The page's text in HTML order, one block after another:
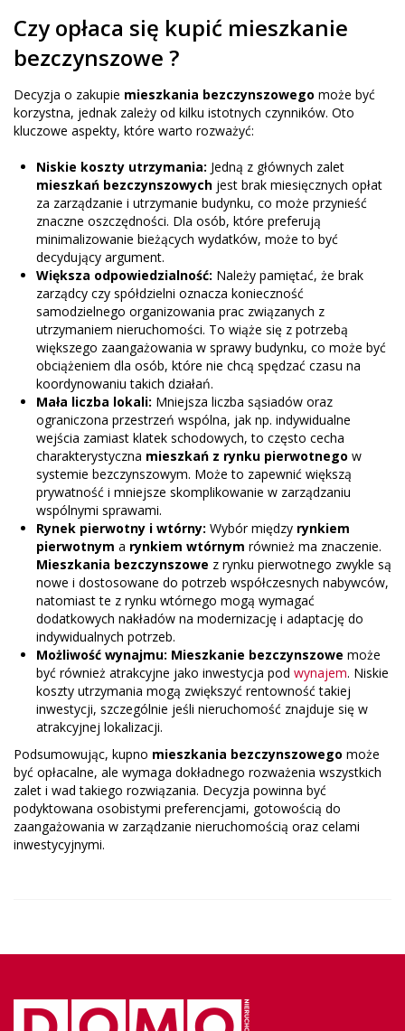
Czy opłaca się kupić mieszkanie
bezczynszowe ?
Decyzja o zakupie mieszkania bezczynszowego może być
korzystna, jednak zależy od kilku istotnych czynników. Oto
kluczowe aspekty, które warto rozważyć:
Niskie koszty utrzymania: Jedną z głównych zalet
mieszkań bezczynszowych jest brak miesięcznych opłat
za zarządzanie i utrzymanie budynku, co może przynieść
znaczne oszczędności. Dla osób, które preferują
minimalizowanie bieżących wydatków, może to być
decydujący argument.
Większa odpowiedzialność: Należy pamiętać, że brak
zarządcy czy spółdzielni oznacza konieczność
samodzielnego organizowania prac związanych z
utrzymaniem nieruchomości. To wiąże się z potrzebą
większego zaangażowania w sprawy budynku, co może być
obciążeniem dla osób, które nie chcą spędzać czasu na
koordynowaniu takich działań.
Mała liczba lokali: Mniejsza liczba sąsiadów oraz
ograniczona przestrzeń wspólna, jak np. indywidualne
wejścia zamiast klatek schodowych, to często cecha
charakterystyczna mieszkań z rynku pierwotnego w
systemie bezczynszowym. Może to zapewnić większą
prywatność i mniejsze skomplikowanie w zarządzaniu
wspólnymi sprawami.
Rynek pierwotny i wtórny: Wybór między rynkiem
pierwotnym a rynkiem wtórnym również ma znaczenie.
Mieszkania bezczynszowe z rynku pierwotnego zwykle są
nowe i dostosowane do potrzeb współczesnych nabywców,
natomiast te z rynku wtórnego mogą wymagać
dodatkowych nakładów na modernizację i adaptację do
indywidualnych potrzeb.
Możliwość wynajmu: Mieszkanie bezczynszowe może
być również atrakcyjne jako inwestycja pod wynajem. Niskie
koszty utrzymania mogą zwiększyć rentowność takiej
inwestycji, szczególnie jeśli nieruchomość znajduje się w
atrakcyjnej lokalizacji.
Podsumowując, kupno mieszkania bezczynszowego może
być opłacalne, ale wymaga dokładnego rozważenia wszystkich
zalet i wad takiego rozwiązania. Decyzja powinna być
podyktowana osobistymi preferencjami, gotowością do
zaangażowania w zarządzanie nieruchomością oraz celami
inwestycyjnymi.